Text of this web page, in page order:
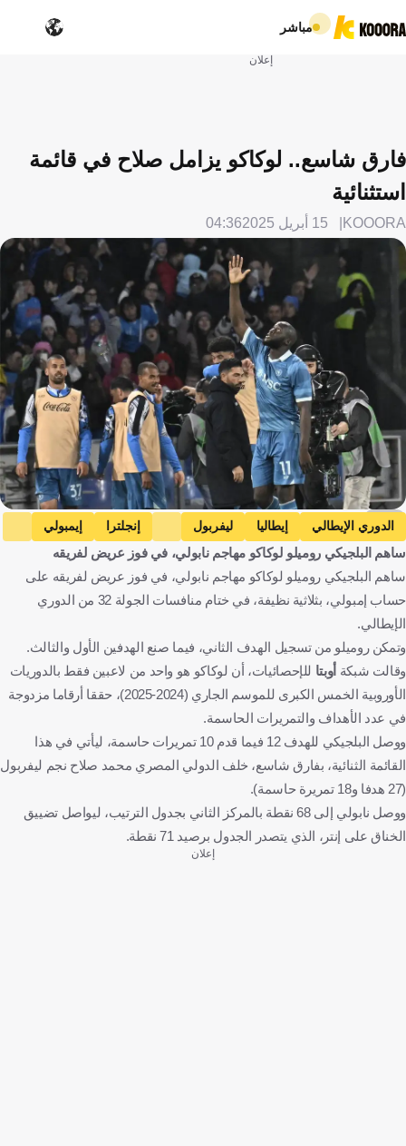
مباشر
إعلان
فارق شاسع.. لوكاكو يزامل صلاح في قائمة
استثنائية
KOOORA 15 أبريل 2025 04:36
EPA
الدوري الإيطالي إيطاليا ليفربول إنجلترا
إيمبولي
نابولي
محمد صلاح مصر روميلو لوكاكو
بلجيكا
كرة قدم
ساهم البلجيكي روميلو لوكاكو مهاجم نابولي، في فوز عريض لفريقه
ساهم البلجيكي روميلو لوكاكو مهاجم نابولي، في فوز عريض لفريقه على
حساب إمبولي، بثلاثية نظيفة، في ختام منافسات الجولة 32 من الدوري
الإيطالي.
وتمكن روميلو من تسجيل الهدف الثاني، فيما صنع الهدفين الأول والثالث.
وقالت شبكة أوبتا للإحصائيات، أن لوكاكو هو واحد من لاعبين فقط بالدوريات
الأوروبية الخمس الكبرى للموسم الجاري (2024-2025)، حققا أرقاما مزدوجة
في عدد الأهداف والتمريرات الحاسمة.
ووصل البلجيكي للهدف 12 فيما قدم 10 تمريرات حاسمة، ليأتي في هذا
القائمة الثنائية، بفارق شاسع، خلف الدولي المصري محمد صلاح نجم ليفربول
(27 هدفا و18 تمريرة حاسمة).
ووصل نابولي إلى 68 نقطة بالمركز الثاني بجدول الترتيب، ليواصل تضييق
الخناق على إنتر، الذي يتصدر الجدول برصيد 71 نقطة.
إعلان